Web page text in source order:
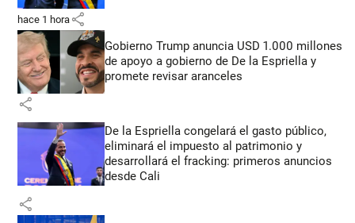
hace 1 hora share
Gobierno Trump anuncia USD 1.000 millones
de apoyo a gobierno de De la Espriella y
promete revisar aranceles
share
De la Espriella congelará el gasto público,
eliminará el impuesto al patrimonio y
desarrollará el fracking: primeros anuncios
desde Cali
share